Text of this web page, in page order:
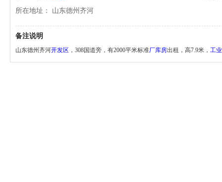
所在地址： 山东德州齐河
备注说明
山东德州齐河开发区 ，308国道旁，有2000平米标准厂库房出租，高7.9米， 工